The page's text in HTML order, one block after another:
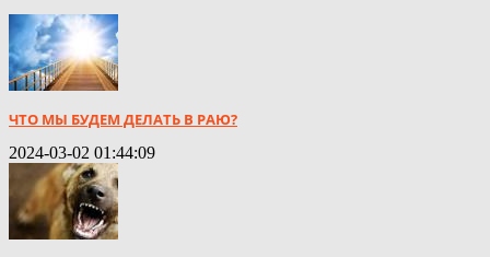
ЧТО МЫ БУДЕМ ДЕЛАТЬ В РАЮ?
2024-03-02 01:44:09